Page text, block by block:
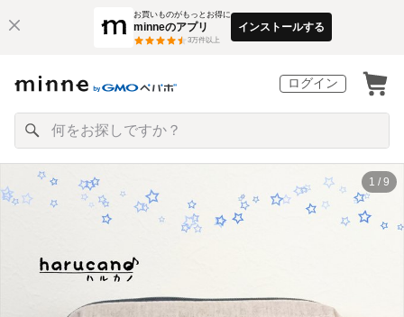
お買いものがもっとお得に
minneのアプリ
3万件以上
インストールする
ログイン
1 / 9